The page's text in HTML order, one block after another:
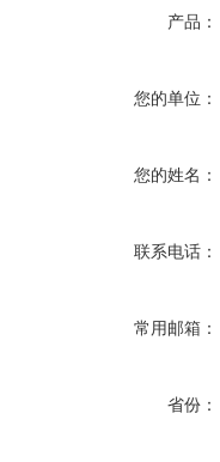
产品：
您的单位：
您的姓名：
联系电话：
常用邮箱：
省份：